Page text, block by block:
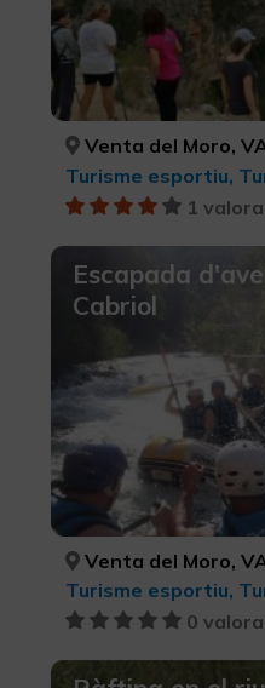
Venta del Moro,
Turisme esportiu,
1
Escapada
Cabriol
Venta del Moro,
Turisme esportiu,
0